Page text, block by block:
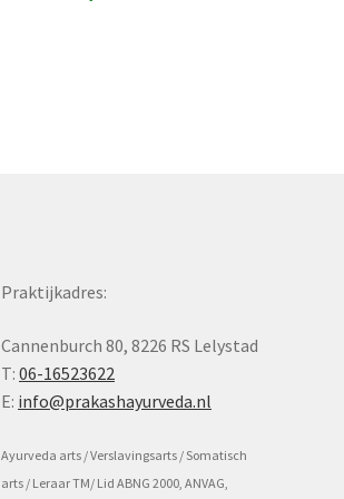
Praktijkadres:
Cannenburch 80, 8226 RS Lelystad
T:06-16523622
E: info@prakashayurveda.nl
Ayurveda arts / Verslavingsarts / Somatisch
arts / Leraar TM/ Lid ABNG 2000, ANVAG,